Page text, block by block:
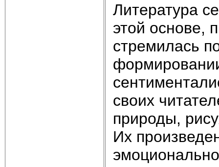
Литература
этой основе,
стремилась
своих
природы,
Их